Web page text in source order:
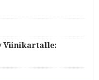
Viinikartalle: